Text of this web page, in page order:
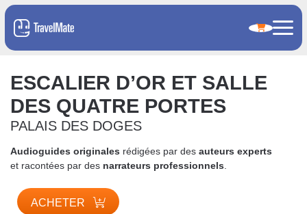
ESCALIER D’OR ET SALLE
DES QUATRE PORTES
PALAIS DES DOGES
Audioguides originales rédigées par des auteurs experts
et racontées par des narrateurs professionnels
ACHETER